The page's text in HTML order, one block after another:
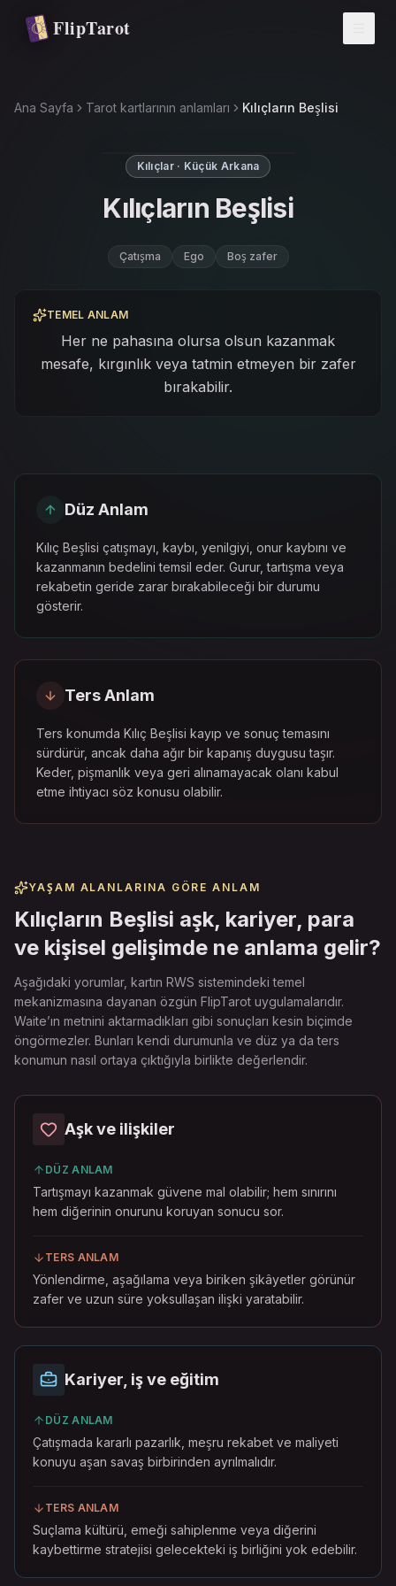
Ana içeriğe atla
FlipTarot
Ana Sayfa Tarot kartlarının anlamları Kılıçların Beşlisi
Kılıçlar · Küçük Arkana
Kılıçların Beşlisi
Çatışma Ego Boş zafer
TEMEL ANLAM
Her ne pahasına olursa olsun kazanmak
mesafe, kırgınlık veya tatmin etmeyen bir zafer
bırakabilir.
Düz Anlam
Kılıç Beşlisi çatışmayı, kaybı, yenilgiyi, onur kaybını ve
kazanmanın bedelini temsil eder. Gurur, tartışma veya
rekabetin geride zarar bırakabileceği bir durumu
gösterir.
Ters Anlam
Ters konumda Kılıç Beşlisi kayıp ve sonuç temasını
sürdürür, ancak daha ağır bir kapanış duygusu taşır.
Keder, pişmanlık veya geri alınamayacak olanı kabul
etme ihtiyacı söz konusu olabilir.
YAŞAM ALANLARINA GÖRE ANLAM
Kılıçların Beşlisi aşk, kariyer, para
ve kişisel gelişimde ne anlama gelir?
Aşağıdaki yorumlar, kartın RWS sistemindeki temel
mekanizmasına dayanan özgün FlipTarot uygulamalarıdır.
Waite’ın metnini aktarmadıkları gibi sonuçları kesin biçimde
öngörmezler. Bunları kendi durumunla ve düz ya da ters
konumun nasıl ortaya çıktığıyla birlikte değerlendir.
Aşk ve ilişkiler
DÜZ ANLAM
Tartışmayı kazanmak güvene mal olabilir; hem sınırını
hem diğerinin onurunu koruyan sonucu sor.
TERS ANLAM
Yönlendirme, aşağılama veya biriken şikâyetler görünür
zafer ve uzun süre yoksullaşan ilişki yaratabilir.
Kariyer, iş ve eğitim
DÜZ ANLAM
Çatışmada kararlı pazarlık, meşru rekabet ve maliyeti
konuyu aşan savaş birbirinden ayrılmalıdır.
TERS ANLAM
Suçlama kültürü, emeği sahiplenme veya diğerini
kaybettirme stratejisi gelecekteki iş birliğini yok edebilir.